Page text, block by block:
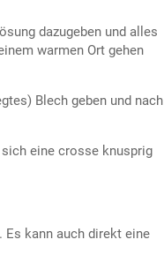
dazugeben und alles
warmen Ort gehen
Blech geben und nach
eine crosse knusprig
Es kann auch direkt eine